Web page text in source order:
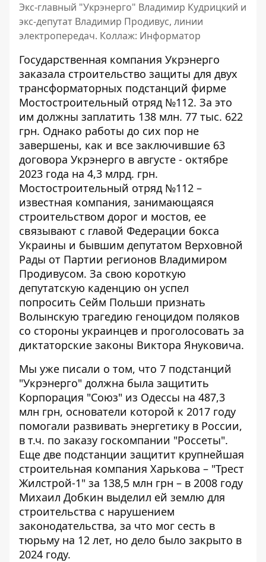
Экс-главный "Укрэнерго" Владимир Кудрицкий и
экс-депутат Владимир Продивус, линии
электропередач. Коллаж: Информатор
Государственная компания Укрэнерго
заказала строительство защиты для двух
трансформаторных подстанций фирме
Мостостроительный отряд №112. За это
им должны заплатить 138 млн. 77 тыс. 622
грн. Однако работы до сих пор не
завершены, как и все заключившие 63
договора Укрэнерго в августе - октябре
2023 года на 4,3 млрд. грн.
Мостостроительный отряд №112 –
известная компания, занимающаяся
строительством дорог и мостов, ее
связывают с главой Федерации бокса
Украины и бывшим депутатом Верховной
Рады от Партии регионов Владимиром
Продивусом. За свою короткую
депутатскую каденцию он успел
попросить Сейм Польши признать
Волынскую трагедию геноцидом поляков
со стороны украинцев и проголосовать за
диктаторские законы Виктора Януковича.
Мы уже писали о том, что 7 подстанций
"Укрэнерго" должна была защитить
Корпорация "Союз" из Одессы на 487,3
млн грн, основатели которой к 2017 году
помогали развивать энергетику в России,
в т.ч. по заказу госкомпании "Россеты".
Еще две подстанции защитит крупнейшая
строительная компания Харькова – "Трест
Жилстрой-1" за 138,5 млн грн – в 2008 году
Михаил Добкин выделил ей землю для
строительства с нарушением
законодательства, за что мог сесть в
тюрьму на 12 лет, но дело было закрыто в
2024 году.